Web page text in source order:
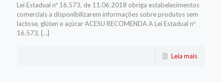
Lei Estadual nº 16.573, de 11.06.2018 obriga estabelecimentos
comerciais a disponibilizarem informações sobre produtos sem
lactose, glúten e açúcar ACESU RECOMENDA A Lei Estadual nº
16.573, […]
Leia mais